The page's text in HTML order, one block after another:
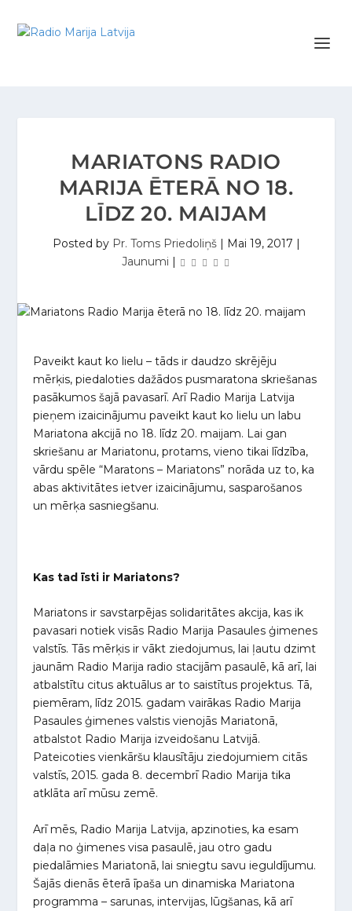
MARIATONS RADIO
MARIJA ĒTERĀ NO 18.
LĪDZ 20. MAIJAM
Posted by Pr. Toms Priedoliņš| Mai 19, 2017 |
Jaunumi |
Paveikt kaut ko lielu – tāds ir daudzo skrējēju
mērķis, piedaloties dažādos pusmaratona skriešanas
pasākumos šajā pavasarī. Arī Radio Marija Latvija
pieņem izaicinājumu paveikt kaut ko lielu un labu
Mariatona akcijā no 18. līdz 20. maijam. Lai gan
skriešanu ar Mariatonu, protams, vieno tikai līdzība,
vārdu spēle “Maratons – Mariatons” norāda uz to, ka
abas aktivitātes ietver izaicinājumu, sasparošanos
un mērķa sasniegšanu.
Kas tad īsti ir Mariatons?
Mariatons ir savstarpējas solidaritātes akcija, kas ik
pavasari notiek visās Radio Marija Pasaules ģimenes
valstīs. Tās mērķis ir vākt ziedojumus, lai ļautu dzimt
jaunām Radio Marija radio stacijām pasaulē, kā arī, lai
atbalstītu citus aktuālus ar to saistītus projektus. Tā,
piemēram, līdz 2015. gadam vairākas Radio Marija
Pasaules ģimenes valstis vienojās Mariatonā,
atbalstot Radio Marija izveidošanu Latvijā.
Pateicoties vienkāršu klausītāju ziedojumiem citās
valstīs, 2015. gada 8. decembrī Radio Marija tika
atklāta arī mūsu zemē.
Arī mēs, Radio Marija Latvija, apzinoties, ka esam
daļa no ģimenes visa pasaulē, jau otro gadu
piedalāmies Mariatonā, lai sniegtu savu ieguldījumu.
Šajās dienās ēterā īpaša un dinamiska Mariatona
programma – sarunas, intervijas, lūgšanas, kā arī